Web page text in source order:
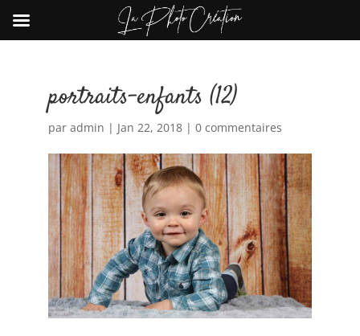
portraits-enfants (12)
par admin | Jan 22, 2018| 0 commentaires